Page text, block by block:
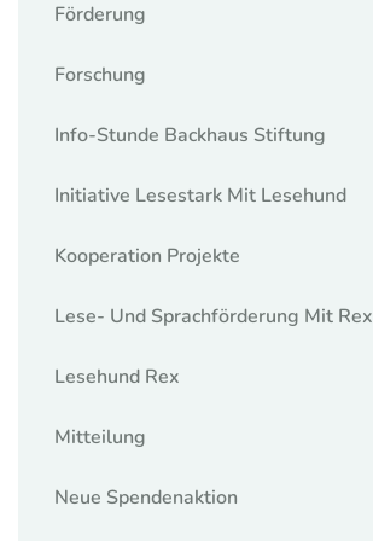
Förderung
Forschung
Info-Stunde Backhaus Stiftung
Initiative Lesestark Mit Lesehund
Kooperation Projekte
Lese- Und Sprachförderung Mit Rex
Lesehund Rex
Mitteilung
Neue Spendenaktion